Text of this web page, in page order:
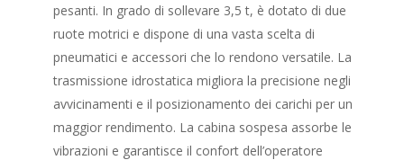
pesanti. In grado di sollevare 3,5 t, è dotato di due
ruote motrici e dispone di una vasta scelta di
pneumatici e accessori che lo rendono versatile. La
trasmissione idrostatica migliora la precisione negli
avvicinamenti e il posizionamento dei carichi per un
maggior rendimento. La cabina sospesa assorbe le
vibrazioni e garantisce il confort dell’operatore